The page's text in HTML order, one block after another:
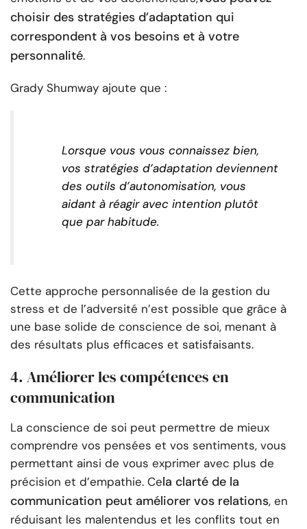
choisir des stratégies d’adaptation qui
correspondent à vos besoins et à votre
personnalité.
Grady Shumway ajoute que :
Lorsque vous vous connaissez bien,
vos stratégies d’adaptation deviennent
des outils d’autonomisation, vous
aidant à réagir avec intention plutôt
que par habitude.
Cette approche personnalisée de la gestion du
stress et de l’adversité n’est possible que grâce à
une base solide de conscience de soi, menant à
des résultats plus efficaces et satisfaisants.
4. Améliorer les compétences en
communication
La conscience de soi peut permettre de mieux
comprendre vos pensées et vos sentiments, vous
permettant ainsi de vous exprimer avec plus de
précision et d’empathie. Cela clarté de la
communication peut améliorer vos relations, en
réduisant les malentendus et les conflits tout en